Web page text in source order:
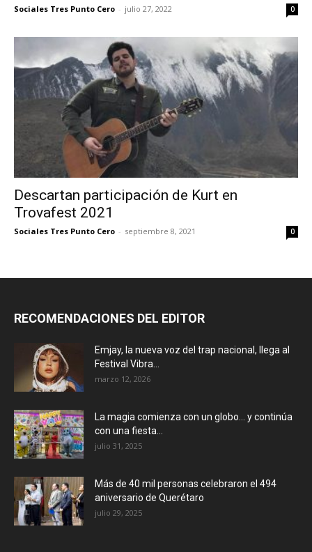
Sociales Tres Punto Cero - julio 27, 2022 0
Descartan participación de Kurt en
Trovafest 2021
Sociales Tres Punto Cero - septiembre 8, 2021 0
RECOMENDACIONES DEL EDITOR
Emjay, la nueva voz del trap nacional, llega al
Festival Vibra...
marzo 12, 2026
La magia comienza con un globo… y continúa
con una fiesta...
julio 31, 2025
Más de 40 mil personas celebraron el 494
aniversario de Querétaro
julio 29, 2025